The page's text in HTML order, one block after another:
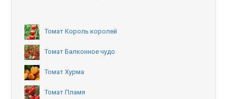
Томат Король королей
Томат Балконное чудо
Томат Хурма
Томат Пламя